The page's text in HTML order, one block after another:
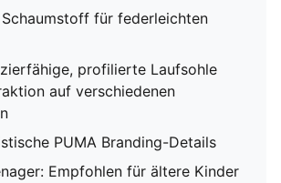
für federleichten
profilierte Laufsohle
auf verschiedenen
PUMA Branding-Details
Empfohlen für ältere Kinder